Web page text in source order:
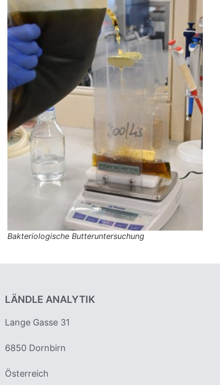
Bakteriologische Butteruntersuchung
LÄNDLE ANALYTIK
Lange Gasse 31
6850 Dornbirn
Österreich